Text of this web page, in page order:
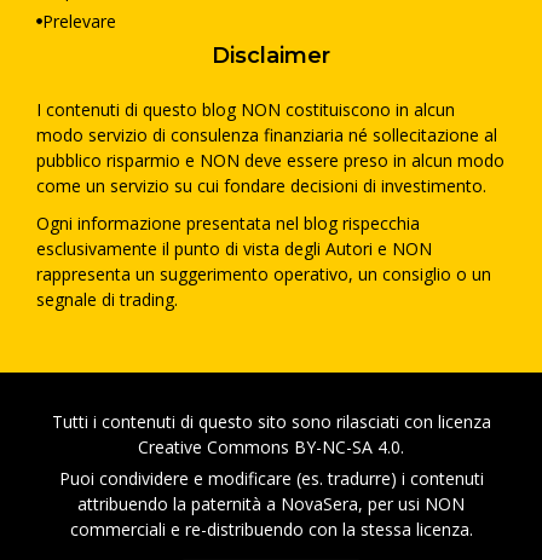
Prelevare
Disclaimer
I contenuti di questo blog NON costituiscono in alcun
modo servizio di consulenza finanziaria né sollecitazione al
pubblico risparmio e NON deve essere preso in alcun modo
come un servizio su cui fondare decisioni di investimento.
Ogni informazione presentata nel blog rispecchia
esclusivamente il punto di vista degli Autori e NON
rappresenta un suggerimento operativo, un consiglio o un
segnale di trading.
Tutti i contenuti di questo sito sono rilasciati con licenza
Creative Commons BY-NC-SA 4.0.
Puoi condividere e modificare (es. tradurre) i contenuti
attribuendo la paternità a NovaSera, per usi NON
commerciali e re-distribuendo con la stessa licenza.